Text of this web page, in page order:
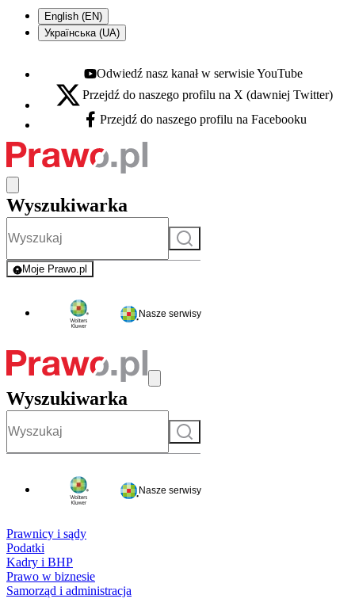
English (EN)
Українська (UA)
Youtube - otwiera się w nowej karcie
Odwiedź nasz kanał w serwisie YouTube
X - otwiera się w nowej karcie
Przejdź do naszego profilu na X (dawniej Twitter)
Facebook - otwiera się w nowej karcie
Przejdź do naszego profilu na Facebooku
Wyszukiwarka
Szukaj
Moje Prawo.pl
- rejestracja i logowanie do serwisu
Nasze serwisy
Wyszukiwarka
Szukaj
Nasze serwisy
Prawnicy i sądy
Podatki
Kadry i BHP
Prawo w biznesie
Samorząd i administracja